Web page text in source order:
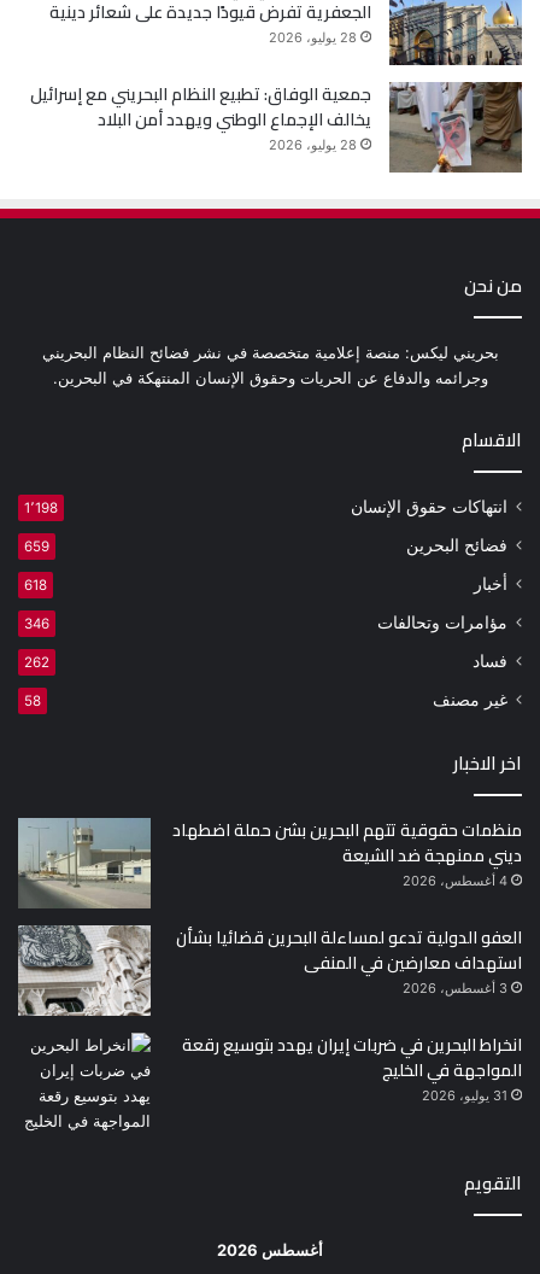
الجعفرية تفرض قيودًا جديدة على شعائر دينية
28 يوليو، 2026
جمعية الوفاق: تطبيع النظام البحريني مع إسرائيل
يخالف الإجماع الوطني ويهدد أمن البلاد
28 يوليو، 2026
من نحن
بحريني ليكس: منصة إعلامية متخصصة في نشر فضائح النظام البحريني
وجرائمه والدفاع عن الحريات وحقوق الإنسان المنتهكة في البحرين.
الاقسام
انتهاكات حقوق الإنسان 1٬198
فضائح البحرين 659
أخبار 618
مؤامرات وتحالفات 346
فساد 262
غير مصنف 58
اخر الاخبار
منظمات حقوقية تتهم البحرين بشن حملة اضطهاد
ديني ممنهجة ضد الشيعة
4 أغسطس، 2026
العفو الدولية تدعو لمساءلة البحرين قضائيا بشأن
استهداف معارضين في المنفى
3 أغسطس، 2026
انخراط البحرين في ضربات إيران يهدد بتوسيع رقعة
المواجهة في الخليج
31 يوليو، 2026
التقويم
أغسطس 2026